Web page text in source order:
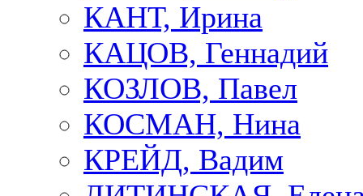
КАНТ, Ирина
КАЦОВ, Геннадий
КОЗЛОВ, Павел
КОСМАН, Нина
КРЕЙД, Вадим